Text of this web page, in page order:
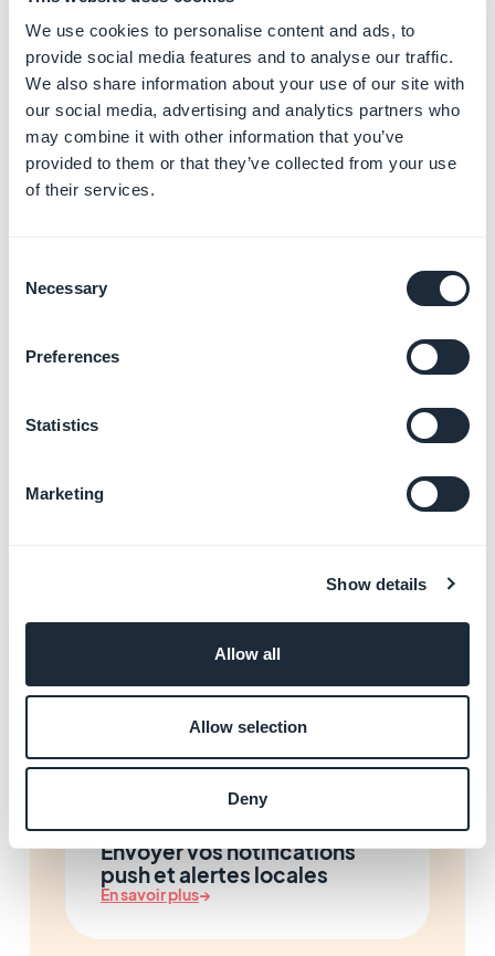
We use cookies to personalise content and ads, to
provide social media features and to analyse our traffic.
We also share information about your use of our site with
our social media, advertising and analytics partners who
may combine it with other information that you’ve
provided to them or that they’ve collected from your use
of their services.
Selection
Necessary
Preferences
Statistics
Marketing
Show details
Allow all
Allow selection
Deny
Enrichir votre App avec l'IA
et les automatisations
En savoir plus
Tester votre App avant
En savoir plus
publicité
Personnaliser le design de
votre App
En savoir plus→
Envoyer vos notifications
push et alertes locales
En savoir plus→